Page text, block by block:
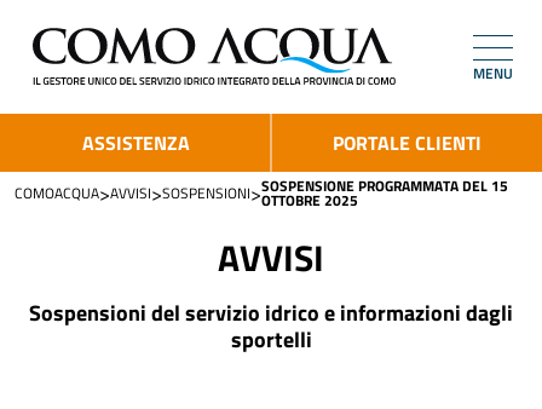
MENU
ASSISTENZA PORTALE CLIENTI
COMOACQUA>AVVISI>SOSPENSIONI>SOSPENSIONE PROGRAMMATA DEL 15
OTTOBRE 2025
AVVISI
Sospensioni del servizio idrico e informazioni dagli
sportelli